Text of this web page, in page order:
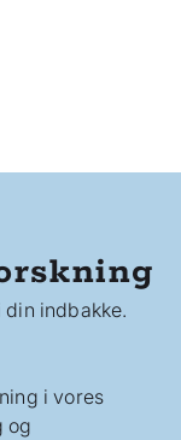
indbakke.
i vores
og